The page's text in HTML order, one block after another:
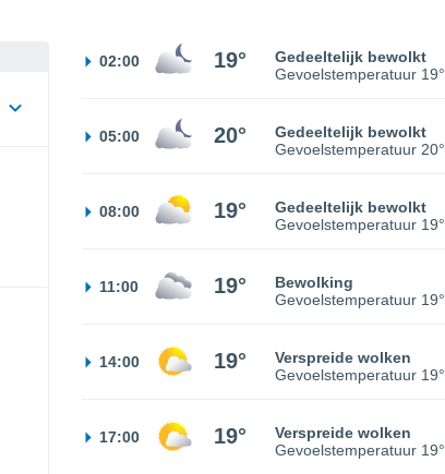
02:00 19°
Gedeeltelijk bewolkt
Gevoelstemperatuur 19°
05:00 20°
Gedeeltelijk bewolkt
Gevoelstemperatuur 20°
08:00 19°
Gedeeltelijk bewolkt
Gevoelstemperatuur 19°
11:00 19°
Bewolking
Gevoelstemperatuur 19°
14:00 19°
Verspreide wolken
Gevoelstemperatuur 19°
17:00 19°
Verspreide wolken
Gevoelstemperatuur 19°